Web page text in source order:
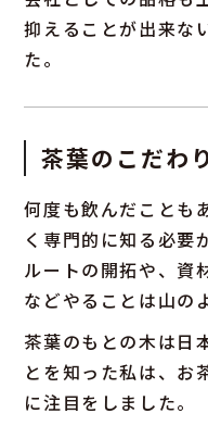
抑えることが出来な
た。
茶葉のこだわり
何度も飲んだことも
く専門的に知る必要
ルートの開拓や、資
などやることは山の
茶葉のもとの木は日
とを知った私は、お
に注目をしました。